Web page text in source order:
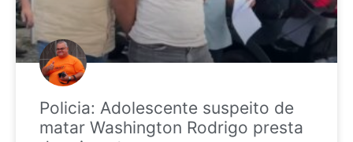
Policia: Adolescente suspeito de
matar Washington Rodrigo presta